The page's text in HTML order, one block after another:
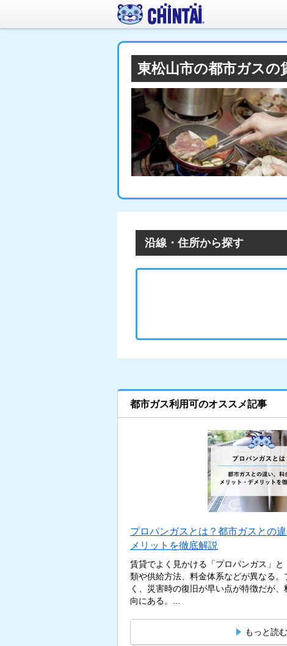
東松山市の都市ガスの
沿線・住所から探す
都市ガス利用可のオススメ記事
プロパンガスとは？都市ガスとの
メリットを徹底解説
賃貸でよく見かける「プロパンガス」
類や供給方法、料金体系などが異なる
く、災害時の復旧が早い点が特徴だが
向にある。...
もっと読む